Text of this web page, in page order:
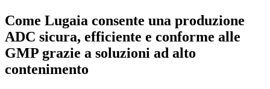
Come Lugaia consente una produzione
ADC sicura, efficiente e conforme alle
GMP grazie a soluzioni ad alto
contenimento